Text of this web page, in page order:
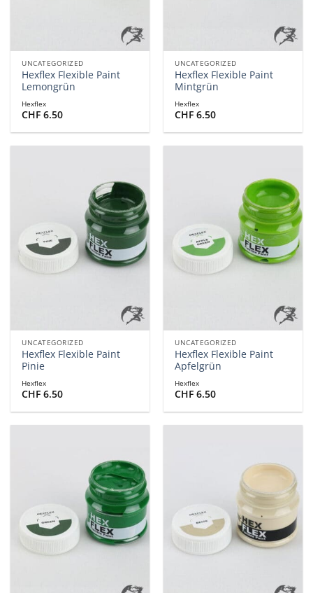
UNCATEGORIZED
Hexflex Flexible Paint
Lemongrün
Hexflex
CHF 6.50
UNCATEGORIZED
Hexflex Flexible Paint
Mintgrün
Hexflex
CHF 6.50
UNCATEGORIZED
Hexflex Flexible Paint
Pinie
Hexflex
CHF 6.50
UNCATEGORIZED
Hexflex Flexible Paint
Apfelgrün
Hexflex
CHF 6.50